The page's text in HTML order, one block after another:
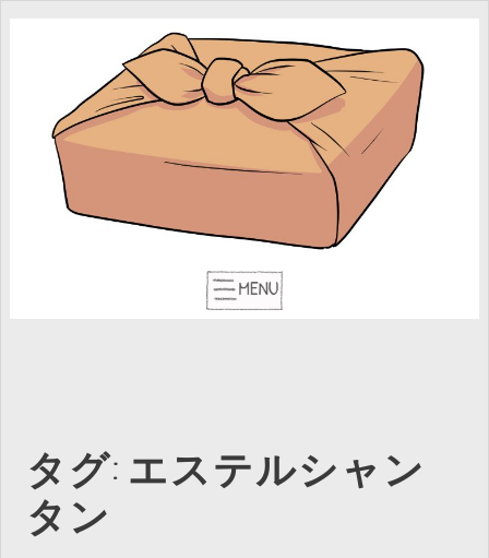
タグ: エステルシャン
タン